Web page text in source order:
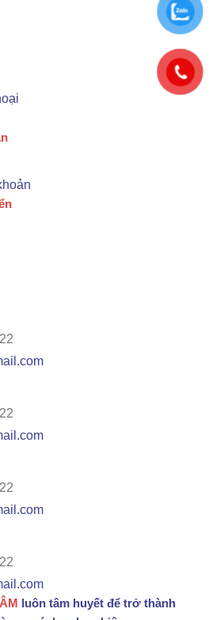
luôn tâm huyết để trở thành